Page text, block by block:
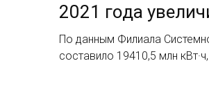
2021 года
По данным Филиала
составило 19410,5 млн